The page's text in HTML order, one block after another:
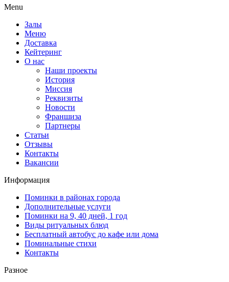
Menu
Залы
Меню
Доставка
Кейтеринг
О нас
Наши проекты
История
Миссия
Реквизиты
Новости
Франшиза
Партнеры
Статьи
Отзывы
Контакты
Вакансии
Информация
Поминки в районах города
Дополнительные услуги
Поминки на 9, 40 дней, 1 год
Виды ритуальных блюд
Бесплатный автобус до кафе или дома
Поминальные стихи
Контакты
Разное